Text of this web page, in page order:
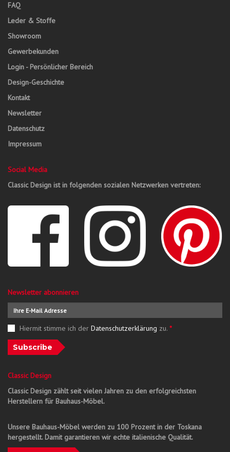
FAQ
Leder & Stoffe
Showroom
Gewerbekunden
Login - Persönlicher Bereich
Design-Geschichte
Kontakt
Newsletter
Datenschutz
Impressum
Social Media
Classic Design ist in folgenden sozialen Netzwerken vertreten:
Newsletter abonnieren
Hiermit stimme ich der Datenschutzerklärung zu. *
Subscribe
Classic Design
Classic Design zählt seit vielen Jahren zu den erfolgreichsten
Herstellern für Bauhaus-Möbel.
Unsere Bauhaus-Möbel werden zu 100 Prozent in der Toskana
hergestellt. Damit garantieren wir echte italienische Qualität.